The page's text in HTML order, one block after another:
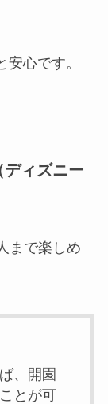
心です。
ィズニー
まで楽しめ
、開園
とが可